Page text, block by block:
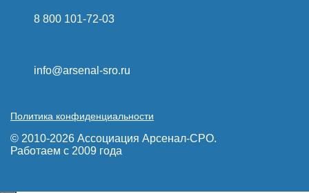
Политика конфиденциальности
8 800 101-72-03
info@arsenal-sro.ru
© 2010-2026 Ассоциация Арсенал-СРО.
Работаем с 2009 года